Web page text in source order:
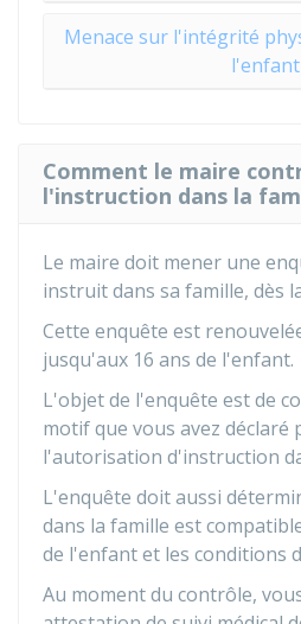
Menace sur l'intégrité
l'enfant
Comment le maire
l'instruction dans la
Le maire doit mener une
instruit dans sa famille, dès
Cette enquête est
jusqu'aux 16 ans de l'enfant.
L'objet de l'enquête est de
motif que vous avez
l'autorisation d'instruction
L'enquête doit aussi
dans la famille est
de l'enfant et les conditions
Au moment du contrôle,